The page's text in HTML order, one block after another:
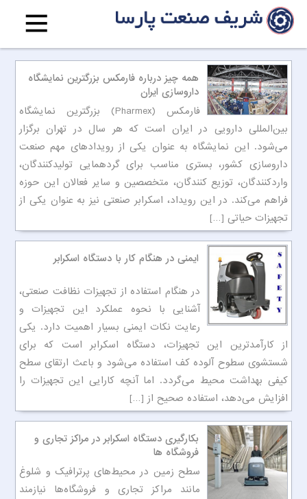
همه چیز درباره فارمکس بزرگترین نمایشگاه
داروسازی ایران
فارمکس (Pharmex) بزرگترین نمایشگاه
بین‌المللی دارویی در ایران است که هر سال در تهران برگزار
می‌شود. این نمایشگاه به عنوان یکی از رویدادهای مهم صنعت
داروسازی کشور، بستری مناسب برای گردهمایی تولیدکنندگان،
واردکنندگان، توزیع کنندگان، متخصصین و سایر فعالان این حوزه
فراهم می‌کند. در این رویداد، اسکرابر صنعتی نیز به عنوان یکی از
تجهیزات حیاتی […]
ایمنی در هنگام کار با دستگاه اسکرابر
در هنگام استفاده از تجهیزات نظافت صنعتی،
آشنایی با نحوه عملکرد این تجهیزات و
رعایت نکات ایمنی بسیار اهمیت دارد. یکی
از کارآمدترین این تجهیزات، دستگاه اسکرابر است که برای
شستشوی سطوح آلوده کف استفاده می‌شود و باعث ارتقای سطح
کیفی بهداشت محیط می‌گردد. اما آنچه کارایی این تجهیزات را
افزایش می‌دهد، استفاده صحیح از […]
بکارگیری دستگاه اسکرابر در مراکز تجاری و
فروشگاه ها
سطح زمین در محیط‌های پرترافیک و شلوغ
مانند مراکز تجاری و فروشگاه‌ها نیازمند